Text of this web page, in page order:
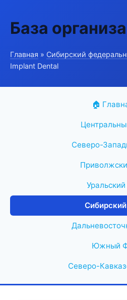
База
Главная » Сибирский
Implant Dental
🏠
Северо-
Южный
Северо-